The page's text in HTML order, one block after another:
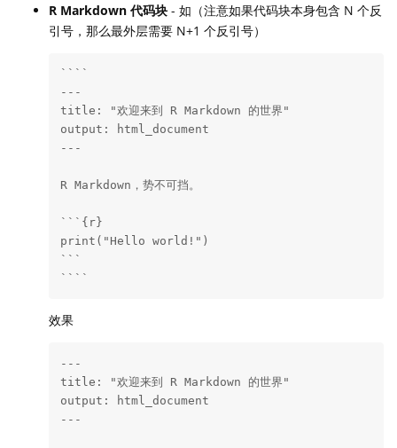
R Markdown 代码块 - 如（注意如果代码块本身包含 N 个反
引号，那么最外层需要 N+1 个反引号）
````
---
title: "欢迎来到 R Markdown 的世界"
output: html_document
---
R Markdown，势不可挡。
```{r}
print("Hello world!")
```
````
效果
---
title: "欢迎来到 R Markdown 的世界"
output: html_document
---